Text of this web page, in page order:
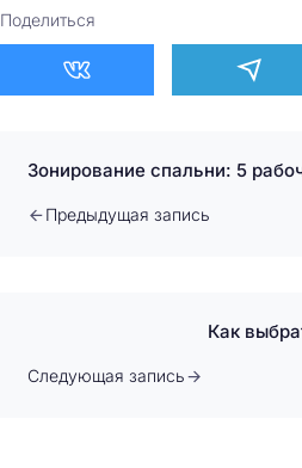
Поделиться
Зонирование спальни: 5
Предыдущая запись
Как
Следующая запись